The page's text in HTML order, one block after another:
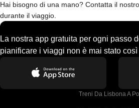
Hai bisogno di una mano? Contatta il
durante il viaggio.
La nostra app gratuita per ogni passo
pianificare i viaggi non è mai stato così
Treni Da Lisbona A